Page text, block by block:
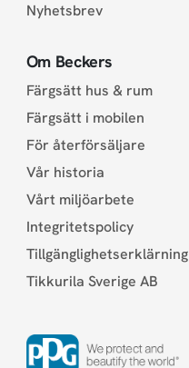
Nyhetsbrev
Om Beckers
Färgsätt hus & rum
Färgsätt i mobilen
För återförsäljare
Vår historia
Vårt miljöarbete
Integritetspolicy
Tillgänglighetserklärning
Tikkurila Sverige AB